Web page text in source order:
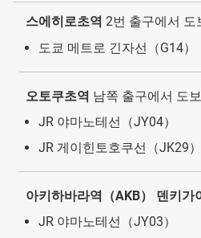
스에히로초역 2번 출구에서 도
도쿄 메트로 긴자선（G14）
오토쿠초역 남쪽 출구에서 도
JR 야마노테선（JY04）
JR 게이힌토호쿠선（JK29）
아키하바라역 （AKB）
덴키가
JR 야마노테선（JY03）